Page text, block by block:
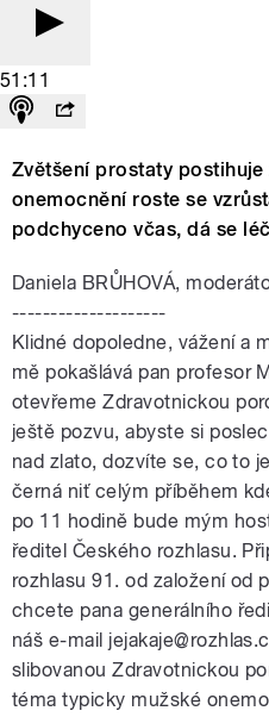
51:11
Zvětšení prostaty
onemocnění roste se
podchyceno včas, dá se
Daniela BRŮHOVÁ,
--------------------
Klidné dopoledne, vážení a
mě pokašlává pan profesor
otevřeme Zdravotnickou
ještě pozvu, abyste si
nad zlato, dozvíte se, co to
černá niť celým příběhem
po 11 hodině bude mým
ředitel Českého rozhlasu.
rozhlasu 91. od založení od
chcete pana generálního
náš e-mail
slibovanou Zdravotnickou
téma typicky mužské